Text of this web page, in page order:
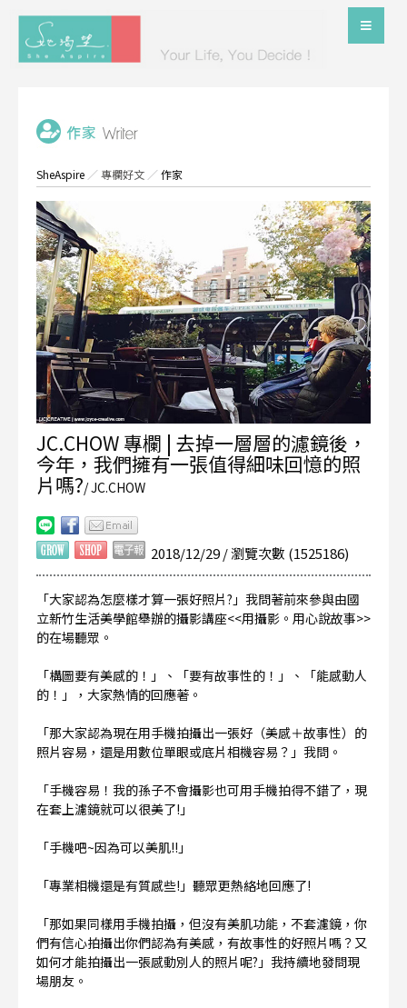
SheAspire ／專欄好文 ／作家
JC.CHOW 專欄 | 去掉一層層的濾鏡後，
今年，我們擁有一張值得細味回憶的照
片嗎?/ JC.CHOW
2018/12/29 / 瀏覽次數 (1525186)
「大家認為怎麼樣才算一張好照片?」我問著前來參與由國
立新竹生活美學館舉辦的攝影講座<<用攝影。用心說故事>>
的在場聽眾。
「構圖要有美感的！」、「要有故事性的！」、「能感動人
的！」，大家熱情的回應著。
「那大家認為現在用手機拍攝出一張好（美感＋故事性）的
照片容易，還是用數位單眼或底片相機容易？」我問。
「手機容易！我的孫子不會攝影也可用手機拍得不錯了，現
在套上濾鏡就可以很美了!」
「手機吧~因為可以美肌!!」
「專業相機還是有質感些!」聽眾更熱絡地回應了!
「那如果同樣用手機拍攝，但沒有美肌功能，不套濾鏡，你
們有信心拍攝出你們認為有美感，有故事性的好照片嗎？又
如何才能拍攝出一張感動別人的照片呢?」我持續地發問現
場朋友。